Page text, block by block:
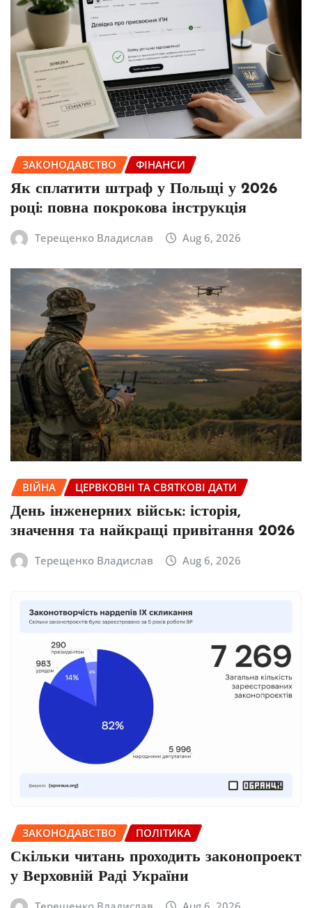
ЗАКОНОДАВСТВО ФІНАНСИ
Як сплатити штраф у Польщі у 2026
році: повна покрокова інструкція
Терещенко Владислав Aug 6, 2026
ВІЙНА ЦЕРВКОВНІ ТА СВЯТКОВІ ДАТИ
День інженерних військ: історія,
значення та найкращі привітання 2026
Терещенко Владислав Aug 6, 2026
ЗАКОНОДАВСТВО ПОЛІТИКА
Скільки читань проходить законопроект
у Верховній Раді України